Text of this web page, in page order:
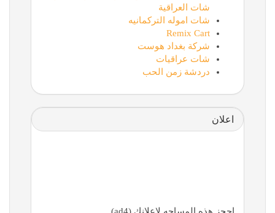
شات العراقية
شات اموله التركمانيه
Remix Cart
شركة بغداد هوست
شات عراقيات
دردشة زمن الحب
اعلان